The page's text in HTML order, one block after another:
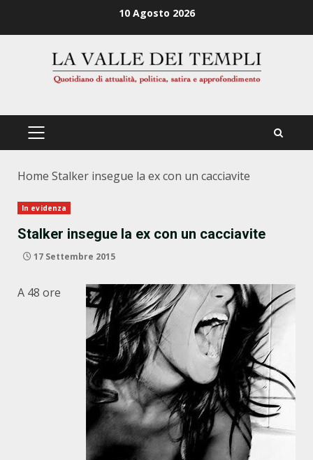
10 Agosto 2026
PRIMÄRES
Home Stalker insegue la ex con un cacciavite
In evidenza
Stalker insegue la ex con un cacciavite
17 Settembre 2015
A 48 ore